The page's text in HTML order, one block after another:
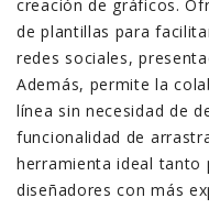
creación de gráficos.
de plantillas para
redes sociales,
Además, permite la
línea sin necesidad de
funcionalidad de
herramienta ideal tanto
diseñadores con más